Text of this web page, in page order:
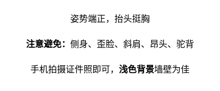
姿势端正，抬头挺胸
注意避免： 侧身、歪脸、斜肩、昂头、驼背
手机拍摄证件照即可， 浅色背景墙壁为佳